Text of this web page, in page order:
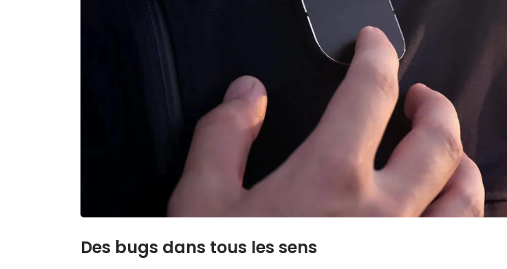
Des bugs dans tous les sens